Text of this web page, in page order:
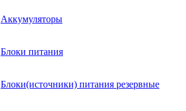
Аккумуляторы
Блоки питания
Блоки(источники) питания резервные